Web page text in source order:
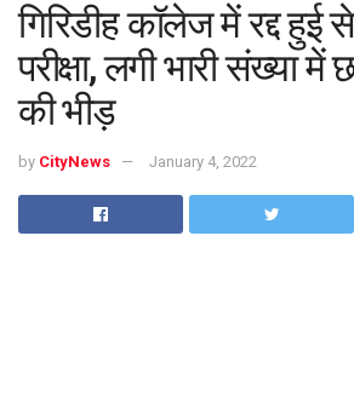
गिरिडीह कॉलेज में रद्द हुई
परीक्षा, लगी भारी संख्या
की भीड़
by CityNews January 4, 2022